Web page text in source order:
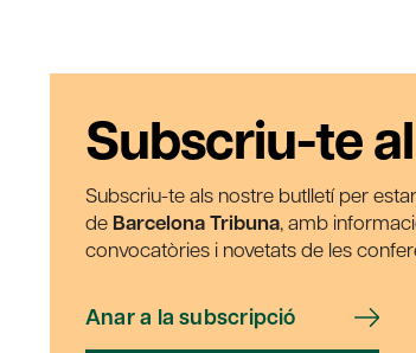
Subscriu-te
Subscriu-te als nostre butlletí per
de Barcelona Tribuna, amb
convocatòries i novetats de les
Anar a la subscripció